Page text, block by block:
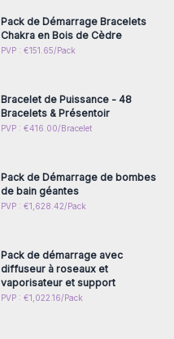
Pack de Démarrage Bracelets
Chakra en Bois de Cèdre
PVP : €151.65/Pack
Connectez-vous ou
Bracelet de Puissance - 48
Bracelets & Présentoir
PVP : €416.00/Bracelet
Connectez-vous ou
Pack de Démarrage de bombes
de bain géantes
PVP : €1,628.42/Pack
Connectez-vous ou
Pack de démarrage avec
diffuseur à roseaux et
vaporisateur et support
PVP : €1,022.16/Pack
Connectez-vous ou